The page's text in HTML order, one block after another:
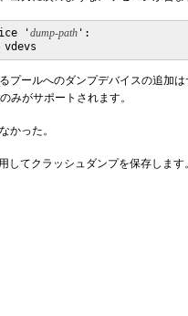
'dump-path ':
プールへのダンプデバイスの追加
みがサポートされます。
かった。
してクラッシュダンプを保存します。